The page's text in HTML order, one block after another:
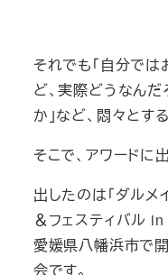
それでも「自分で
ど、実際どうなんだ
か」など、悶々とす
そこで、アワードに
出したのは「ダルメ
＆フェスティバル in
愛媛県八幡浜市で
会です。